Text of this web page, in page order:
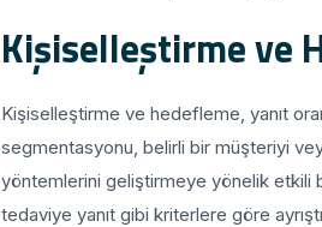
Kişiselleştirme ve
Kişiselleştirme ve hedefleme, yanıt
segmentasyonu, belirli bir müşteriyi
yöntemlerini geliştirmeye yönelik etkili
tedaviye yanıt gibi kriterlere göre